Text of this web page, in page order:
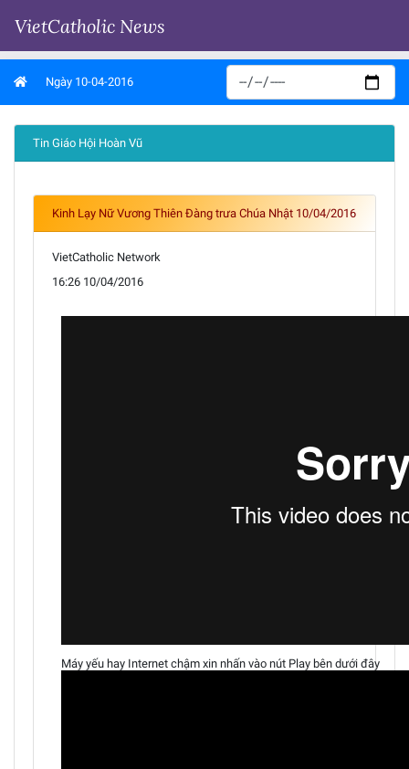
VietCatholic News
Ngày 10-04-2016
Tin Giáo Hội Hoàn Vũ
Kinh Lạy Nữ Vương Thiên Đàng trưa Chúa Nhật 10/04/2016
VietCatholic Network
16:26 10/04/2016
Máy yếu hay Internet chậm xin nhấn vào nút Play bên dưới đây